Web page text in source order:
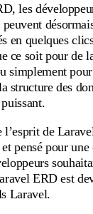
les
en quelques
ce soit pour de
simplement
structure des
l’esprit de
pensé pour
ERD est
Laravel.